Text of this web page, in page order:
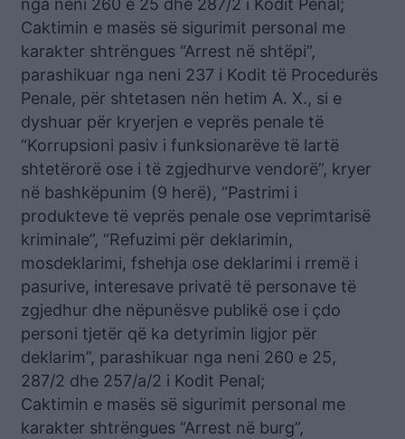
nga neni 260 e 25 dhe 287/2 i Kodit Penal;
Caktimin e masës së sigurimit personal me
karakter shtrëngues “Arrest në shtëpi”,
parashikuar nga neni 237 i Kodit të Procedurës
Penale, për shtetasen nën hetim A. X., si e
dyshuar për kryerjen e veprës penale të
“Korrupsioni pasiv i funksionarëve të lartë
shtetërorë ose i të zgjedhurve vendorë”, kryer
në bashkëpunim (9 herë), “Pastrimi i
produkteve të veprës penale ose veprimtarisë
kriminale”, “Refuzimi për deklarimin,
mosdeklarimi, fshehja ose deklarimi i rremë i
pasurive, interesave privatë të personave të
zgjedhur dhe nëpunësve publikë ose i çdo
personi tjetër që ka detyrimin ligjor për
deklarim”, parashikuar nga neni 260 e 25,
287/2 dhe 257/a/2 i Kodit Penal;
Caktimin e masës së sigurimit personal me
karakter shtrëngues “Arrest në burg”,